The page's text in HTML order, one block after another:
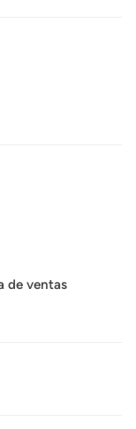
de ventas